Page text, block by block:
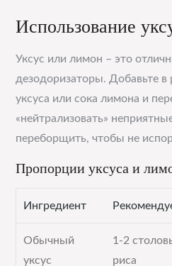
Использование
Уксус или лимон – это
дезодоризаторы. Добавьте
уксуса или сока лимона и
«нейтрализовать»
переборщить, чтобы не
Пропорции уксуса и
Ингредиент
Обычный
уксус
1-2
риса